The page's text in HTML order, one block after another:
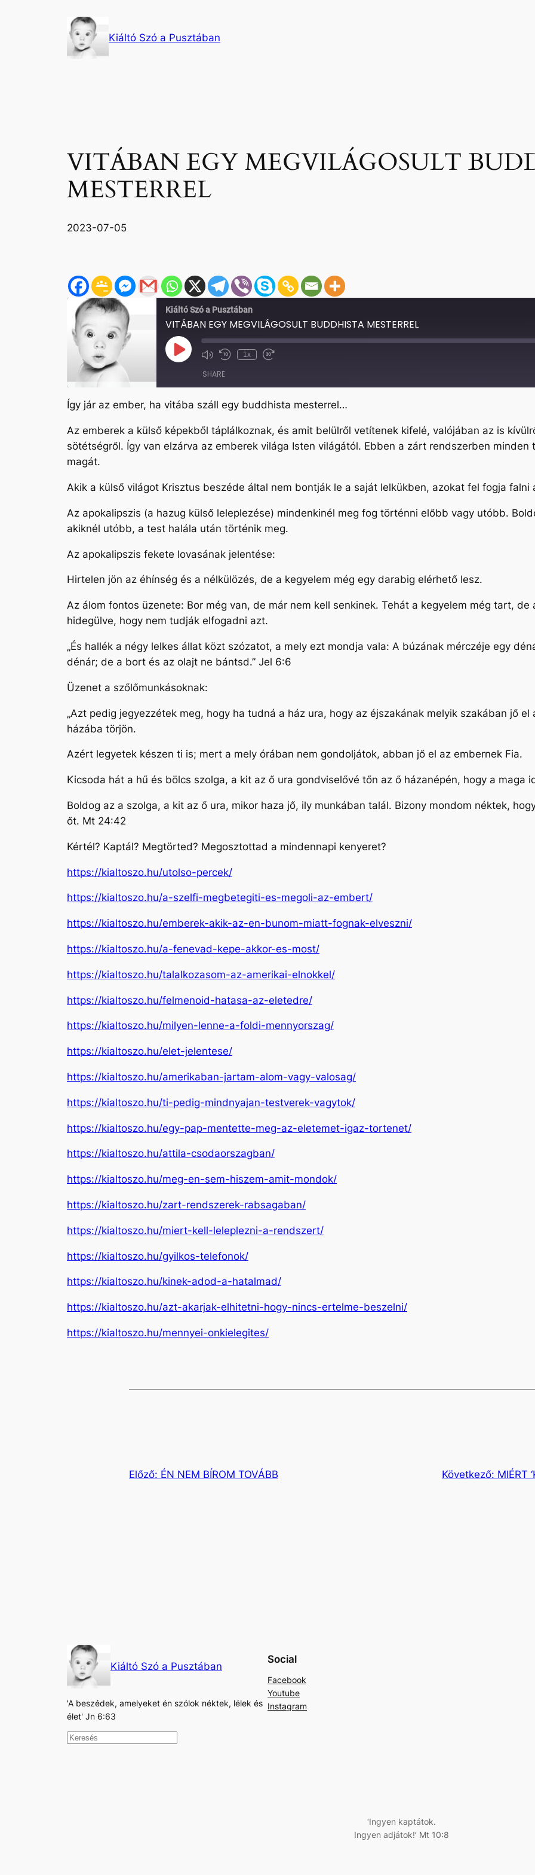
Kiáltó Szó a Pusztában
VITÁBAN EGY MEGVILÁGOSULT
MESTERREL
2023-07-05
Kiáltó Szó a Pusztában
VITÁBAN EGY MEGVILÁGOSULT BUDDHISTA MESTERREL
Play
Episode Mute/Unmute
Rewind
1x
Fast
SHARE
SHARE
LINK
EMBED
Így jár az ember, ha vitába száll egy buddhista mesterrel…
Az emberek a külső képekből táplálkoznak, és amit belülről vetítenek kifelé, valójában az is
sötétségről. Így van elzárva az emberek világa Isten világától. Ebben a zárt rendszerben
magát.
Akik a külső világot Krisztus beszéde által nem bontják le a saját lelkükben, azokat fel fogja falni
Az apokalipszis (a hazug külső leleplezése) mindenkinél meg fog történni előbb vagy utóbb.
akiknél utóbb, a test halála után történik meg.
Az apokalipszis fekete lovasának jelentése:
Hirtelen jön az éhínség és a nélkülözés, de a kegyelem még egy darabig elérhető lesz.
Az álom fontos üzenete: Bor még van, de már nem kell senkinek. Tehát a kegyelem még tart, de
hidegülve, hogy nem tudják elfogadni azt.
„És hallék a négy lelkes állat közt szózatot, a mely ezt mondja vala: A búzának mérczéje egy
dénár; de a bort és az olajt ne bántsd.” Jel 6:6
Üzenet a szőlőmunkásoknak:
„Azt pedig jegyezzétek meg, hogy ha tudná a ház ura, hogy az éjszakának melyik szakában jő
házába törjön.
Azért legyetek készen ti is; mert a mely órában nem gondoljátok, abban jő el az embernek Fia.
Kicsoda hát a hű és bölcs szolga, a kit az ő ura gondviselővé tőn az ő házanépén, hogy a maga
Boldog az a szolga, a kit az ő ura, mikor haza jő, ily munkában talál. Bizony mondom néktek,
őt. Mt 24:42
Kértél? Kaptál? Megtörted? Megosztottad a mindennapi kenyeret?
https://kialtoszo.hu/utolso-percek/
https://kialtoszo.hu/a-szelfi-megbetegiti-es-megoli-az-embert/
https://kialtoszo.hu/emberek-akik-az-en-bunom-miatt-fognak-elveszni/
https://kialtoszo.hu/a-fenevad-kepe-akkor-es-most/
https://kialtoszo.hu/talalkozasom-az-amerikai-elnokkel/
https://kialtoszo.hu/felmenoid-hatasa-az-eletedre/
https://kialtoszo.hu/milyen-lenne-a-foldi-mennyorszag/
https://kialtoszo.hu/elet-jelentese/
https://kialtoszo.hu/amerikaban-jartam-alom-vagy-valosag/
https://kialtoszo.hu/ti-pedig-mindnyajan-testverek-vagytok/
https://kialtoszo.hu/egy-pap-mentette-meg-az-eletemet-igaz-tortenet/
https://kialtoszo.hu/attila-csodaorszagban/
https://kialtoszo.hu/meg-en-sem-hiszem-amit-mondok/
https://kialtoszo.hu/zart-rendszerek-rabsagaban/
https://kialtoszo.hu/miert-kell-leleplezni-a-rendszert/
https://kialtoszo.hu/gyilkos-telefonok/
https://kialtoszo.hu/kinek-adod-a-hatalmad/
https://kialtoszo.hu/azt-akarjak-elhitetni-hogy-nincs-ertelme-beszelni/
https://kialtoszo.hu/mennyei-onkielegites/
Előző: ÉN NEM BÍROM TOVÁBB Következő: MIÉRT
Kiáltó Szó a Pusztában
'A beszédek, amelyeket én szólok néktek, lélek és
élet' Jn 6:63
K
Social
Facebook
Youtube
Instagram
‘Ingyen kaptátok.
Ingyen adjátok!’ Mt 10:8